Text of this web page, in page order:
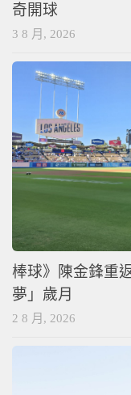
奇開球
3 8 月, 2026
棒球》陳金鋒重
夢」歲月
2 8 月, 2026